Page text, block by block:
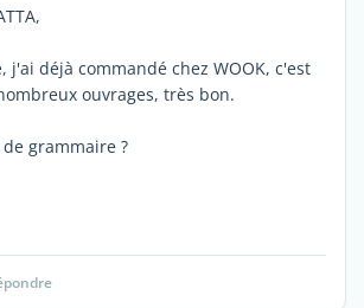
j'ai déjà commandé chez WOOK, c'est
ouvrages, très bon.
grammaire ?